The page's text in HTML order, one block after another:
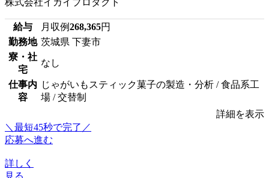
株式会社イカイプロダクト
給与 月収例268,365円
勤務地 茨城県 下妻市
寮・社
宅
なし
仕事内
容
じゃがいもスティック菓子の製造・分析 / 食品系工
場 / 交替制
詳細を表示
＼最短45秒で完了／
応募へ進む
詳しく
見る